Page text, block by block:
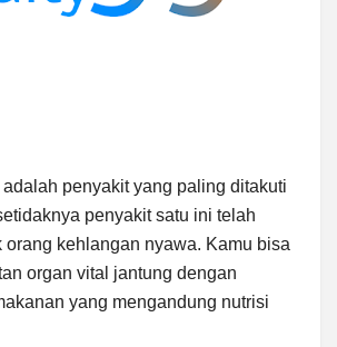
penyakit yang paling ditakuti
penyakit satu ini telah
orang kehlangan nyawa. Kamu bisa
organ vital jantung dengan
yang mengandung nutrisi